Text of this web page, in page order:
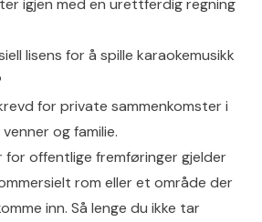
lisens for å spille karaokemusikk
for private sammenkomster i
og familie.
offentlige fremføringer gjelder
rom eller et område der
inn. Så lenge du ikke tar